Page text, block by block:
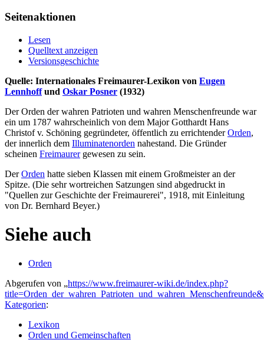
Seitenaktionen
Lesen
Quelltext anzeigen
Versionsgeschichte
Quelle: Internationales Freimaurer-Lexikon von Eugen
Lennhoffund Oskar Posner (1932)
Der Orden der wahren Patrioten und wahren Menschenfreunde war
ein um 1787 wahrscheinlich von dem Major Gotthardt Hans
Christof v. Schöning gegründeter, öffentlich zu errichtenderOrden,
der innerlich dem Illuminatenorden nahestand. Die Gründer
scheinen Freimaurergewesen zu sein.
DerOrden hatte sieben Klassen mit einem Großmeister an der
Spitze. (Die sehr wortreichen Satzungen sind abgedruckt in
"Quellen zur Geschichte der Freimaurerei", 1918, mit Einleitung
von Dr. Bernhard Beyer.)
Siehe auch
Orden
Abgerufen von „https://www.freimaurer-wiki.de/index.php?
Kategorien:
Lexikon
Orden und Gemeinschaften